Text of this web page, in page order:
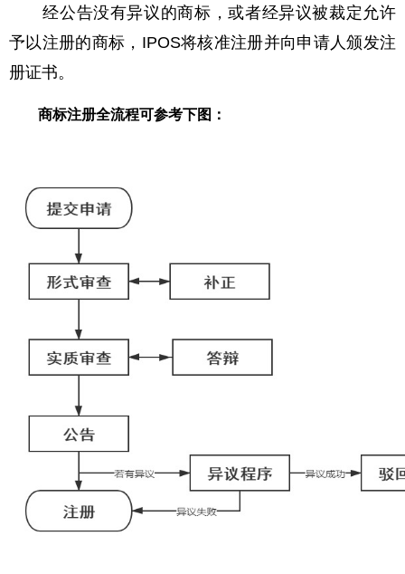
经公告没有异议的商标，或者经异议被裁定允许
予以注册的商标，IPOS将核准注册并向申请人颁发注
册证书。
商标注册全流程可参考下图：